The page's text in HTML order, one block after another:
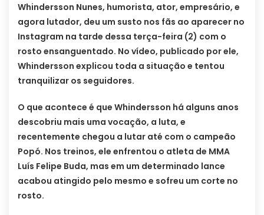
Whindersson Nunes, humorista, ator, empresário, e
agora lutador, deu um susto nos fãs ao aparecer no
Instagram na tarde dessa terça-feira (2) com o
rosto ensanguentado. No vídeo, publicado por ele,
Whindersson explicou toda a situação e tentou
tranquilizar os seguidores.
O que acontece é que Whindersson há alguns anos
descobriu mais uma vocação, a luta, e
recentemente chegou a lutar até com o campeão
Popó. Nos treinos, ele enfrentou o atleta de MMA
Luís Felipe Buda, mas em um determinado lance
acabou atingido pelo mesmo e sofreu um corte no
rosto.